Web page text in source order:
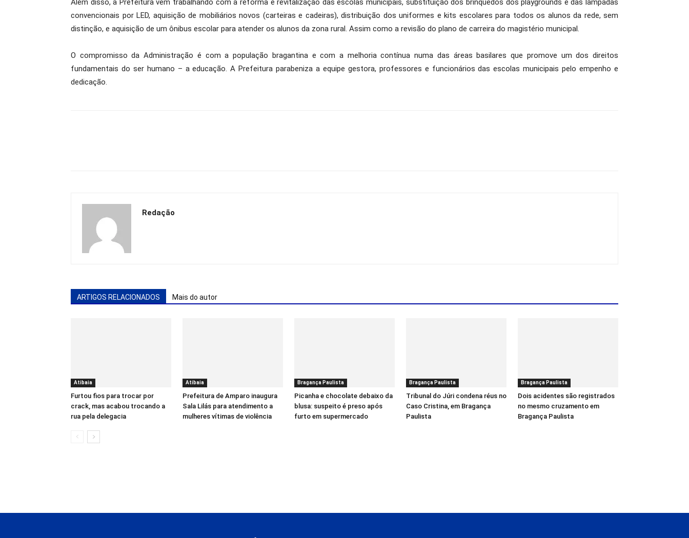
Além disso, a Prefeitura vem trabalhando com a reforma e revitalização das escolas municipais, substituição dos brinquedos dos playgrounds e das lâmpadas
convencionais por LED, aquisição de mobiliários novos (carteiras e cadeiras), distribuição dos uniformes e kits escolares para todos os alunos da rede, sem
distinção, e aquisição de um ônibus escolar para atender os alunos da zona rural. Assim como a revisão do plano de carreira do magistério municipal.
O compromisso da Administração é com a população bragantina e com a melhoria contínua numa das áreas basilares que promove um dos direitos
fundamentais do ser humano – a educação. A Prefeitura parabeniza a equipe gestora, professores e funcionários das escolas municipais pelo empenho e
dedicação.
Redação
ARTIGOS RELACIONADOS Mais do autor
Atibaia
Furtou fios para trocar por
crack, mas acabou trocando a
rua pela delegacia
Atibaia
Prefeitura de Amparo inaugura
Sala Lilás para atendimento a
mulheres vítimas de violência
Bragança Paulista
Picanha e chocolate debaixo da
blusa: suspeito é preso após
furto em supermercado
Bragança Paulista
Tribunal do Júri condena réus no
Caso Cristina, em Bragança
Paulista
Bragança Paulista
Dois acidentes são registrados
no mesmo cruzamento em
Bragança Paulista